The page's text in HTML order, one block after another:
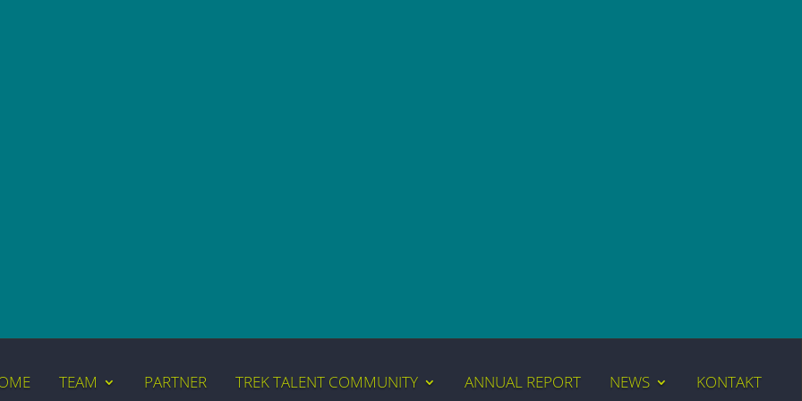
TEAM PARTNER TREK TALENT COMMUNITY ANNUAL REPORT NEWS KONTAKT